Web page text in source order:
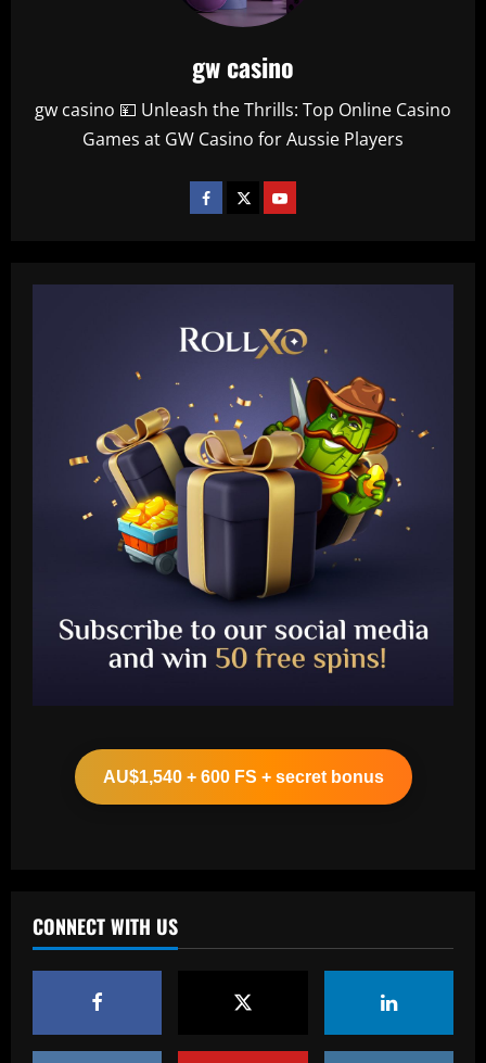
gw casino
gw casino 💴 Unleash the Thrills: Top Online Casino
Games at GW Casino for Aussie Players
AU$1,540 + 600 FS + secret bonus
CONNECT WITH US
2
"electric" attacker for under £45m
3
Baptista
12/09/2025
Why Massimiliano Allegri's second stint
as AC Milan manager will begin with a
two-game suspension – explained